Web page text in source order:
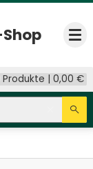
Produkte |0,00€